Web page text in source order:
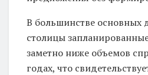
В большинстве основных
столицы
заметно ниже объемов
годах, что